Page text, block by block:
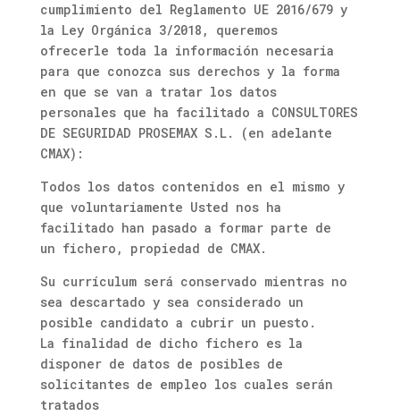
cumplimiento del Reglamento UE 2016/679 y
la Ley Orgánica 3/2018, queremos
ofrecerle toda la información necesaria
para que conozca sus derechos y la forma
en que se van a tratar los datos
personales que ha facilitado a CONSULTORES
DE SEGURIDAD PROSEMAX S.L. (en adelante
CMAX):
Todos los datos contenidos en el mismo y
que voluntariamente Usted nos ha
facilitado han pasado a formar parte de
un fichero, propiedad de CMAX.
Su currículum será conservado mientras no
sea descartado y sea considerado un
posible candidato a cubrir un puesto.
La finalidad de dicho fichero es la
disponer de datos de posibles de
solicitantes de empleo los cuales serán
tratados